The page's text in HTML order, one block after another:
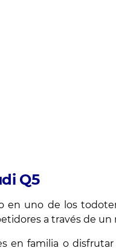
Q5
en uno de los
a través de
en familia o